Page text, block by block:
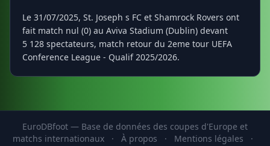
Le 31/07/2025, St. Joseph s FC et Shamrock Rovers ont
fait match nul (0) au Aviva Stadium (Dublin) devant
5 128 spectateurs, match retour du 2eme tour UEFA
Conference League - Qualif 2025/2026.
EuroDBfoot — Base de données des coupes d'Europe et
matchs internationaux
· À propos · Mentions légales
·